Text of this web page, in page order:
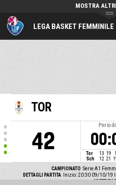
LEGA BASKET FEMMINILE
MOSTRA
TOR
42 Tor 13 19
Sch
12 21
CAMPIONATO Serie A1
DETTAGLI PARTITA
Inizio: 20:30 09/10/19